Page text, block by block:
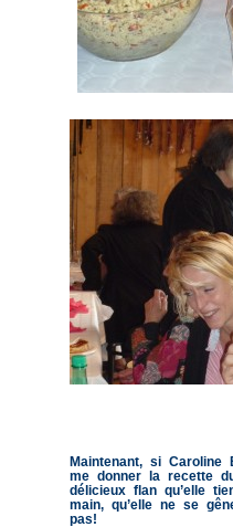
Maintenant, si Caroline
me donner la recette
délicieux flan qu’elle
main, qu’elle ne se
pas!